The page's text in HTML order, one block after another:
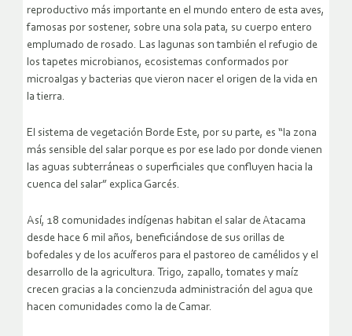
reproductivo más importante en el mundo entero de esta aves,
famosas por sostener, sobre una sola pata, su cuerpo entero
emplumado de rosado. Las lagunas son también el refugio de
los tapetes microbianos, ecosistemas conformados por
microalgas y bacterias que vieron nacer el origen de la vida en
la tierra.
El sistema de vegetación Borde Este, por su parte, es “la zona
más sensible del salar porque es por ese lado por donde vienen
las aguas subterráneas o superficiales que confluyen hacia la
cuenca del salar” explica Garcés.
Así, 18 comunidades indígenas habitan el salar de Atacama
desde hace 6 mil años, beneficiándose de sus orillas de
bofedales y de los acuíferos para el pastoreo de camélidos y el
desarrollo de la agricultura. Trigo, zapallo, tomates y maíz
crecen gracias a la concienzuda administración del agua que
hacen comunidades como la de Camar.